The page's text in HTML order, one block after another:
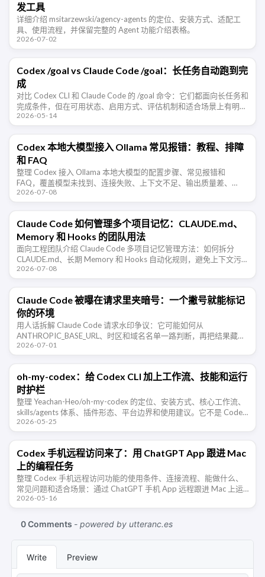
发工具
详细介绍 msitarzewski/agency-agents 的定位、安装方式、适配工
具、使用流程，并保留完整的 Agent 功能介绍表格。
2026-07-02
Codex /goal vs Claude Code /goal：长任务自动跑到完
成
对比 Codex CLI 和 Claude Code 的 /goal 命令：它们都面向长任务和
完成条件，但在可用状态、启用方式、评估机制和适合场景上有明显
差异。
2026-05-14
Codex 本地大模型接入 Ollama 常见报错：教程、排障
和 FAQ
整理 Codex 接入 Ollama 本地大模型的配置步骤、常见报错和
FAQ，覆盖模型未找到、连接失败、上下文不足、输出质量差、
Windows/WSL 访问等排障场景。
2026-07-08
Claude Code 如何管理多个项目记忆：CLAUDE.md、
Memory 和 Hooks 的团队用法
面向工程团队介绍 Claude Code 多项目记忆管理方法：如何拆分
CLAUDE.md、长期 Memory 和 Hooks 自动化规则，避免上下文污
染，让 AI 编程助手在不同仓库里稳定协作。
2026-07-08
Claude Code 被曝在请求里夹暗号：一个撇号就能标记
你的环境
用人话拆解 Claude Code 请求水印争议：它可能如何从
ANTHROPIC_BASE_URL、时区和域名名单一路判断，再把结果藏进
一句日期提示里。
2026-07-01
oh-my-codex：给 Codex CLI 加上工作流、技能和运行
时护栏
整理 Yeachan-Heo/oh-my-codex 的定位、安装方式、核心工作流、
skills/agents 体系、插件形态、平台边界和使用建议。它不是 Codex
的替代品，而是给 Codex …
2026-05-25
Codex 手机远程访问来了：用 ChatGPT App 跟进 Mac
上的编程任务
整理 Codex 手机远程访问功能的使用条件、连接流程、能做什么、
常见问题和适合场景：通过 ChatGPT 手机 App 远程跟进 Mac 上运
行的 Codex 编程任务。
2026-05-16